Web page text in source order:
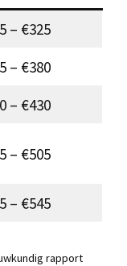
– €325
– €380
– €430
– €505
– €545
rapport